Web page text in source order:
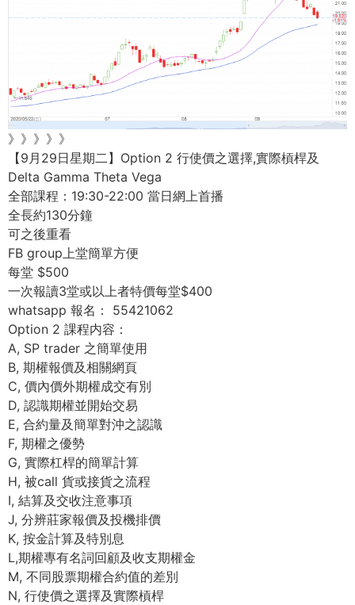
》》》》》
【9月29日星期二】Option 2 行使價之選擇,實際槓桿及
Delta Gamma Theta Vega
全部課程：19:30-22:00 當日網上首播
全長約130分鐘
可之後重看
FB group上堂簡單方便
每堂 $500
一次報讀3堂或以上者特價每堂$400
whatsapp 報名： 55421062
Option 2 課程内容：
A, SP trader 之簡單使用
B, 期權報價及相關網頁
C, 價內價外期權成交有別
D, 認識期權並開始交易
E, 合約量及簡單對沖之認識
F, 期權之優勢
G, 實際杠桿的簡單計算
H, 被call 貨或接貨之流程
I, 結算及交收注意事項
J, 分辨莊家報價及投機排價
K, 按金計算及特別息
L,期權專有名詞回顧及收支期權金
M, 不同股票期權合約值的差別
N, 行使價之選擇及實際槓桿